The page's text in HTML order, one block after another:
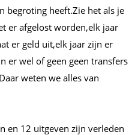
begroting heeft.Zie het als je
er afgelost worden,elk jaar
er geld uit,elk jaar zijn er
er wel of geen geen transfers
weten we alles van
en 12 uitgeven zijn verleden